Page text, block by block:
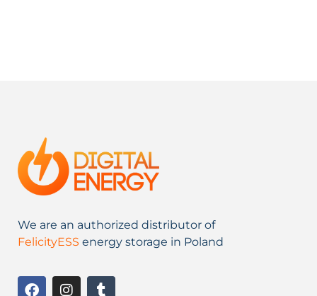
We are an authorized distributor of
FelicityESS energy storage in Poland